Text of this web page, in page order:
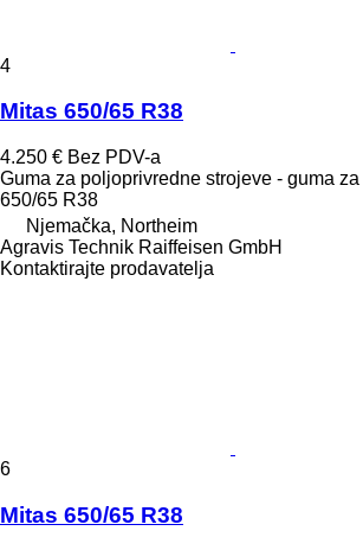
4
Mitas 650/65 R38
4.250 € Bez PDV-a
Guma za poljoprivredne strojeve - guma za
650/65 R38
Njemačka, Northeim
Agravis Technik Raiffeisen GmbH
Kontaktirajte prodavatelja
6
Mitas 650/65 R38